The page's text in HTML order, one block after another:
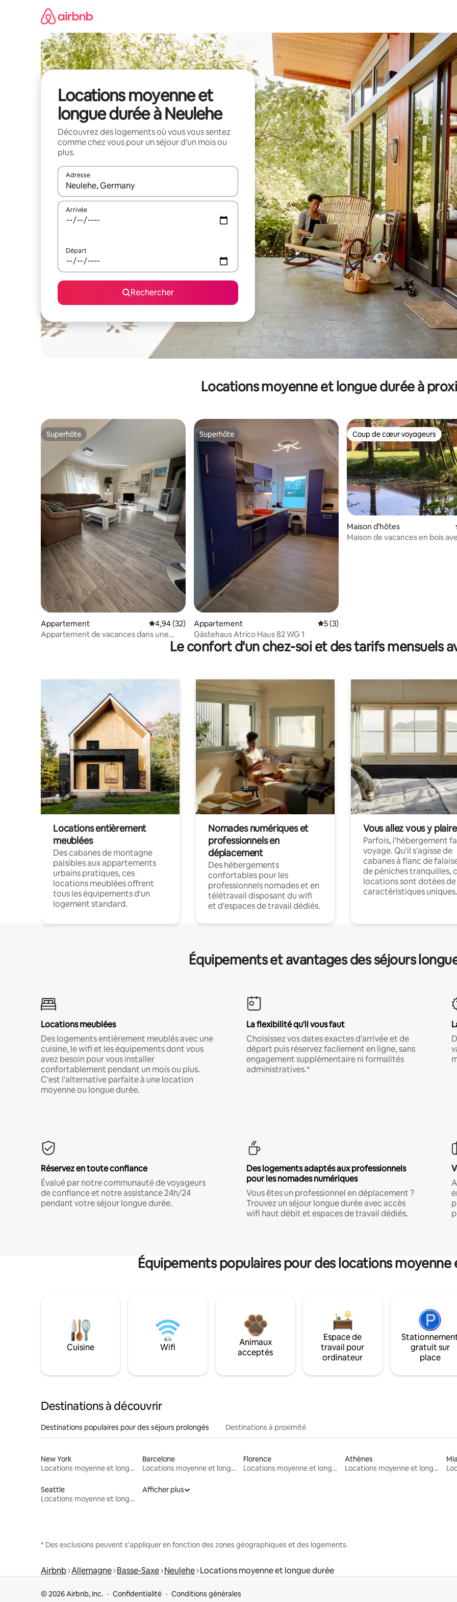
Locations moyenne et
longue durée à Neulehe
Découvrez des logements où vous vous sentez
comme chez vous pour un séjour d'un mois ou
plus.
Adresse
Lorsque les résultats s'affichent, utilisez les flèches vers le haut et vers le bas pour les parcourir ou en appuyant et en
Arrivée
Départ
Rechercher
Locations moyenne et longue durée à
Superhôte
Superhôte
Appartement Évaluation moyenne sur la base de 32 commentaires : 4,94 sur 5
4,94 (32)
Appartement de vacances dans une
Superhôte
Superhôte
Appartement Évaluation moyenne sur la base de 3
5 (3)
Gästehaus Atrico Haus 82 WG 1
Coup de cœur voyageurs
Coup de cœur voyageurs
Maison d'hôtes
Maison de vacances en bois
Le confort d'un chez-soi et des tarifs mensuels
Locations entièrement
meublées
Des cabanes de montagne
paisibles aux appartements
urbains pratiques, ces
locations meublées offrent
tous les équipements d'un
logement standard.
Nomades numériques et
professionnels en
déplacement
Des hébergements
confortables pour les
professionnels nomades et en
télétravail disposant du wifi
et d'espaces de travail dédiés.
Vous allez vous y plaire
Parfois, l'hébergement
voyage. Qu'il s'agisse de
cabanes à flanc de
de péniches tranquilles,
locations sont dotées de
caractéristiques uniques.
Équipements et avantages des séjours
Locations meublées
Des logements entièrement meublés avec une
cuisine, le wifi et les équipements dont vous
avez besoin pour vous installer
confortablement pendant un mois ou plus.
C'est l'alternative parfaite à une location
moyenne ou longue durée.
La flexibilité qu'il vous faut
Choisissez vos dates exactes d'arrivée et de
départ puis réservez facilement en ligne, sans
engagement supplémentaire ni formalités
administratives.*
Réservez en toute confiance
Évalué par notre communauté de voyageurs
de confiance et notre assistance 24h/24
pendant votre séjour longue durée.
Des logements adaptés aux professionnels
pour les nomades numériques
Vous êtes un professionnel en déplacement ?
Trouvez un séjour longue durée avec accès
wifi haut débit et espaces de travail dédiés.
Équipements populaires pour des locations
Cuisine Wifi
Animaux
acceptés
Espace de
travail pour
ordinateur
gratuit sur
place
Destinations à découvrir
Destinations populaires pour des séjours prolongés Destinations à proximité
New York
Locations moyenne et longue durée
Barcelone
Locations moyenne et longue durée
Florence
Locations moyenne et longue durée
Athènes
Locations moyenne et longue durée
Seattle
Locations moyenne et longue durée
Afficher plus
* Des exclusions peuvent s'appliquer en fonction des zones géographiques et des logements.
Airbnb Allemagne Basse-Saxe Neulehe Locations moyenne et longue durée
© 2026 Airbnb, Inc. Confidentialité Conditions générales